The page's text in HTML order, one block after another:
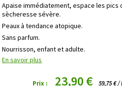
Apaise immédiatement, espace les pics
sècheresse sévère.
Peaux à tendance atopique.
Sans parfum.
Nourrisson, enfant et adulte.
En savoir plus
Prix : 23,90 € 59,75 €